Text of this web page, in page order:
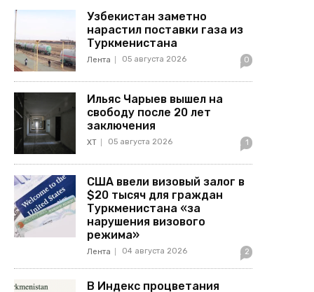
Узбекистан заметно
нарастил поставки газа из
Туркменистана
Лента 05 августа 2026 0
Ильяс Чарыев вышел на
свободу после 20 лет
заключения
ХТ 05 августа 2026 1
США ввели визовый залог в
$20 тысяч для граждан
Туркменистана «за
нарушения визового
режима»
Лента 04 августа 2026 2
В Индекс процветания